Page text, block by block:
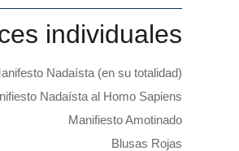
individuales
Nadaísta (en su totalidad)
Nadaísta al Homo Sapiens
Manifiesto Amotinado
Blusas Rojas